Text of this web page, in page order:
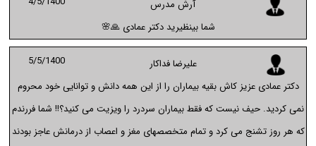
آرش مدرس
شما بینظیرید دکتر عمادی 🙏🌸
علیرضا فداکار
5/5/1400
دکتر عمادی عزیز کاش بقیه بیماران را از این همه دانش و توانایی خود محروم
نمی کردید. حیف نیست که فقط بیماران سردرد را ویزیت می کنید؟!! شما فررندم
که هر روز تشنج می کرد و تمام متخصصهای مغز و اعصاب از درمانش عاجز بودند